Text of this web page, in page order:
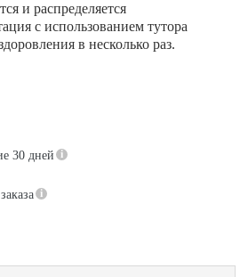
и распределяется
с использованием тутора
в несколько раз.
30 дней